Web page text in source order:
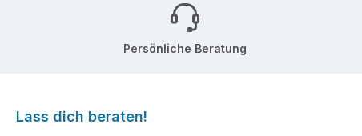
Persönliche Beratung
Lass dich beraten!